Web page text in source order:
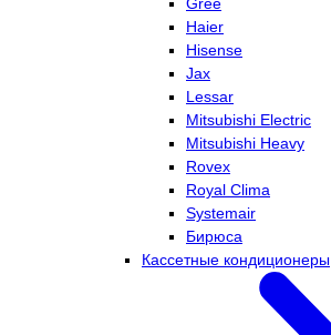
Gree
Haier
Hisense
Jax
Lessar
Mitsubishi Electric
Mitsubishi Heavy
Rovex
Royal Clima
Systemair
Бирюса
Кассетные кондиционеры